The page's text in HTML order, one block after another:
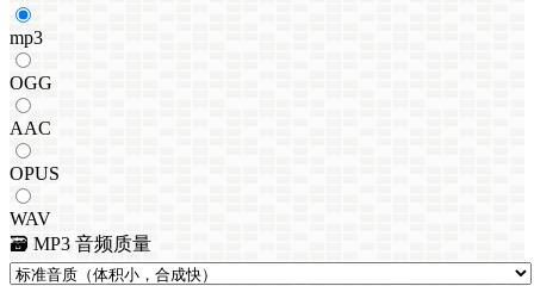
mp3
OGG
AAC
OPUS
WAV
🗃️ MP3 音频质量